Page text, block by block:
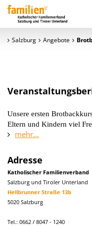
Salzburg Angebote
Unsere ersten
Eltern und Kindern viel
mehr...
Adresse
Katholischer Familienverband
Salzburg und Tiroler Unterland
Hellbrunner Straße 13b
5020 Salzburg
Tel.: 0662 / 8047 - 1240